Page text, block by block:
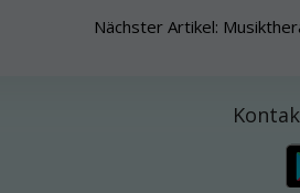
Nächster Artikel: